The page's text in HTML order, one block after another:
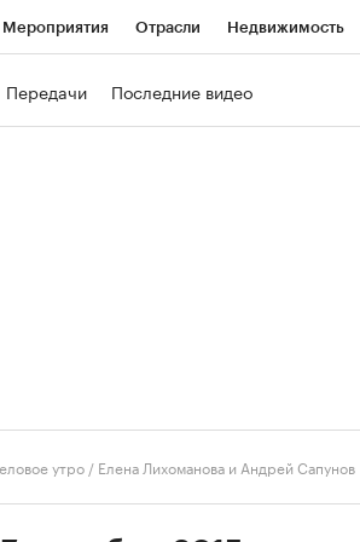
Мероприятия Отрасли Недвижимость
Передачи Последние видео
утро / Елена Лихоманова и Андрей Сапунов